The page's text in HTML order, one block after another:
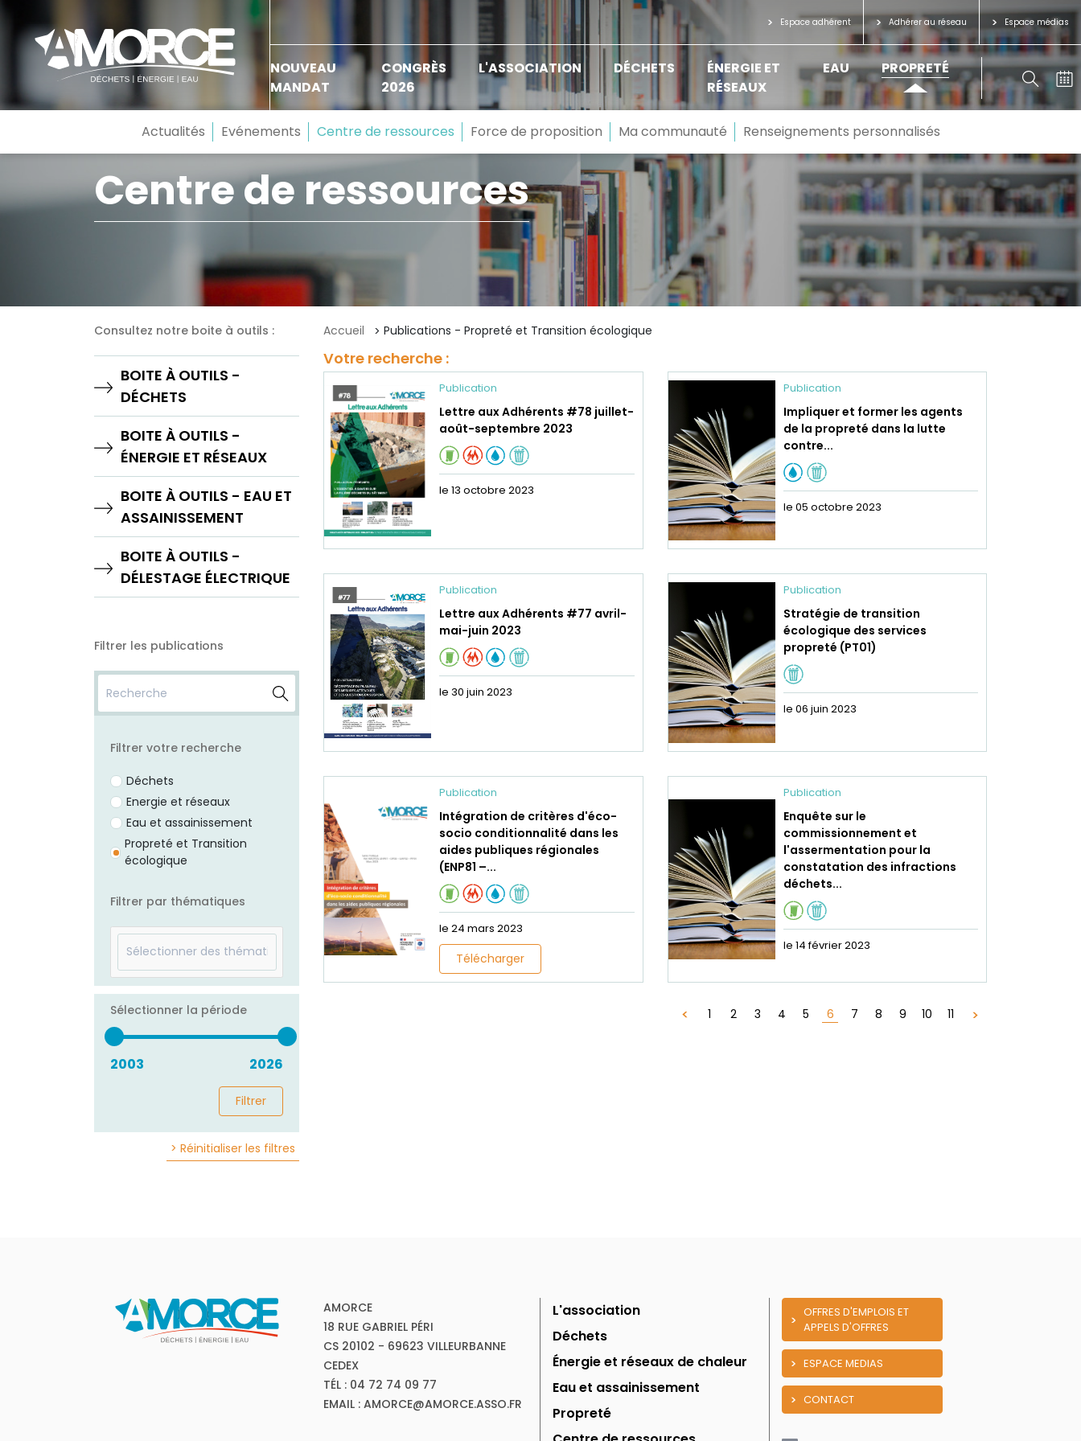
Espace adhérent Adhérer au réseau Espace médias
NOUVEAU
MANDAT
CONGRÈS
2026
L'ASSOCIATION DÉCHETS
ÉNERGIE ET
RÉSEAUX
EAU PROPRETÉ
Actualités Evénements Centre de ressources Force de proposition Ma communauté Renseignements personnalisés
Centre de ressources
Consultez notre boite à outils :
BOITE À OUTILS -
DÉCHETS
BOITE À OUTILS -
ÉNERGIE ET RÉSEAUX
BOITE À OUTILS - EAU ET
ASSAINISSEMENT
BOITE À OUTILS -
DÉLESTAGE ÉLECTRIQUE
Filtrer les publications
Filtrer votre recherche
Déchets
Energie et réseaux
Eau et assainissement
Propreté et Transition
écologique
Filtrer par thématiques
Sélectionner la période
2003 2026
Filtrer
> Réinitialiser les filtres
Accueil Publications - Propreté et Transition écologique
Votre recherche :
Publication
Lettre aux Adhérents #78 juillet-
août-septembre 2023
le 13 octobre 2023
Publication
Impliquer et former les agents
de la propreté dans la lutte
contre...
le 05 octobre 2023
Publication
Lettre aux Adhérents #77 avril-
mai-juin 2023
le 30 juin 2023
Publication
Stratégie de transition
écologique des services
propreté (PT01)
le 06 juin 2023
Publication
Intégration de critères d'éco-
socio conditionnalité dans les
aides publiques régionales
(ENP81 –...
le 24 mars 2023
Télécharger
Publication
Enquête sur le
commissionnement et
l'assermentation pour la
constatation des infractions
déchets...
le 14 février 2023
1 2 3 4 5 6 7 8 9 10 11
AMORCE
18 RUE GABRIEL PÉRI
CS 20102 - 69623 VILLEURBANNE
CEDEX
TÉL : 04 72 74 09 77
EMAIL : AMORCE@AMORCE.ASSO.FR
L'association
Déchets
Énergie et réseaux de chaleur
Eau et assainissement
Propreté
OFFRES D'EMPLOIS ET
APPELS D'OFFRES
ESPACE MEDIAS
CONTACT